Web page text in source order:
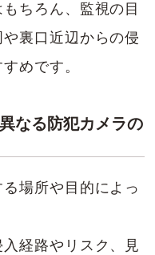
ちろん、監視の目
裏口近辺からの侵
めです。
なる防犯カメラの
場所や目的によっ
経路やリスク、見